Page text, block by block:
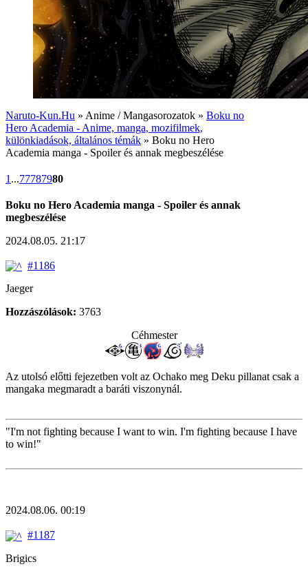
Naruto-Kun.Hu » Anime / Mangasorozatok » Boku no
Hero Academia - Anime, manga, mozifilmek,
különkiadások, általános témák » Boku no Hero
Academia manga - Spoiler és annak megbeszélése
1 ...77787980
Boku no Hero Academia manga - Spoiler és annak
megbeszélése
2024.08.05. 21:17
#1186
Jaeger
Hozzászólások: 3763
Céhmester
Az utolsó előtti fejezetben volt az Ochako meg Deku pillanat csak a
mangaka megmaradt a baráti viszonynál.
"I'm not fighting because I want to win. I'm fighting because I have
to win!"
2024.08.06. 00:19
#1187
Brigics